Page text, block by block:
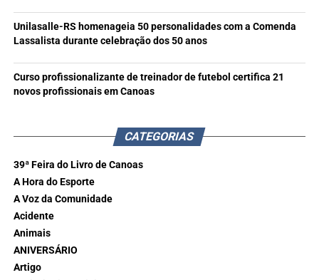
Unilasalle-RS homenageia 50 personalidades com a Comenda
Lassalista durante celebração dos 50 anos
Curso profissionalizante de treinador de futebol certifica 21
novos profissionais em Canoas
CATEGORIAS
39ª Feira do Livro de Canoas
A Hora do Esporte
A Voz da Comunidade
Acidente
Animais
ANIVERSÁRIO
Artigo